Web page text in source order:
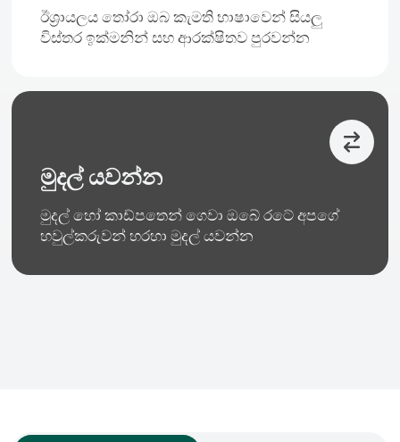
ඊශ්‍රායලය තෝරා ඔබ කැමති භාෂාවෙන් සියලු
විස්තර ඉක්මනින් සහ ආරක්ෂිතව පුරවන්න
මුදල් යවන්න
මුදල් හෝ කාඩ්පතෙන් ගෙවා ඔබේ රටේ අපගේ
හවුල්කරුවන් හරහා මුදල් යවන්න